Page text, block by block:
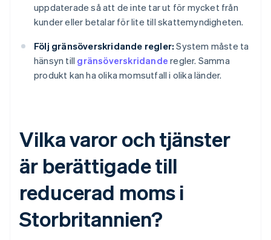
uppdaterade så att de inte tar ut för mycket från
kunder eller betalar för lite till skattemyndigheten.
Följ gränsöverskridande regler: System måste ta
hänsyn till gränsöverskridande regler. Samma
produkt kan ha olika momsutfall i olika länder.
Vilka varor och tjänster
är berättigade till
reducerad moms i
Storbritannien?